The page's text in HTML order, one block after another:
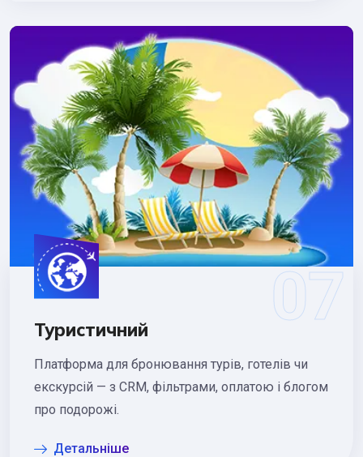
Туристичний
Платформа для бронювання турів, готелів чи
екскурсій — з CRM, фільтрами, оплатою і блогом
про подорожі.
Детальніше